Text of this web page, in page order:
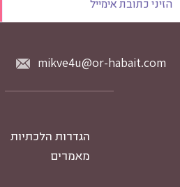
mikve4u@or-habait.com
הגדרות הלכתיות
מאמרים